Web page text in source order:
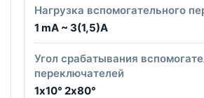
Нагрузка вспомогательного
1 mA ~ 3(1,5)A
Угол срабатывания
переключателей
1х10° 2х80°